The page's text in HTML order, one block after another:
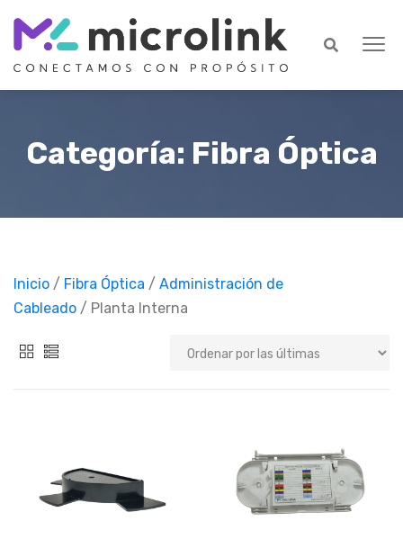
Categoría: Fibra Óptica
Inicio / Fibra Óptica / Administración de
Cableado / Planta Interna